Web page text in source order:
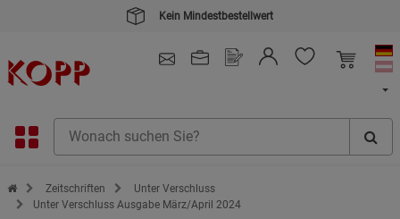
Kein Mindestbestellwert
Zur Startseite des Kopp Verlag Online-Shop
Zeitschriften
Unter Verschluss
Unter Verschluss Ausgabe März/April 2024